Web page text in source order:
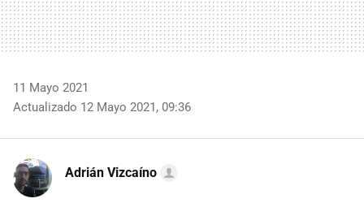
11 Mayo 2021
Actualizado 12 Mayo 2021, 09:36
Adrián Vizcaíno